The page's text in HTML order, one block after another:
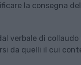
la consegna
verbale di collaudo
da quelli il cui